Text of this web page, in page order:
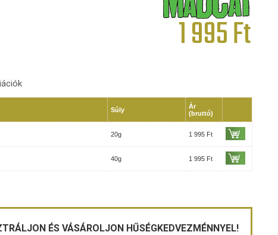
1 995Ft
Súly
Ár
(bruttó)
20g 1 995 Ft
40g 1 995 Ft
ÉS VÁSÁROLJON HŰSÉGKEDVEZMÉNNYEL!